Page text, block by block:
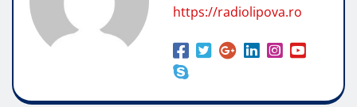
https://radiolipova.ro